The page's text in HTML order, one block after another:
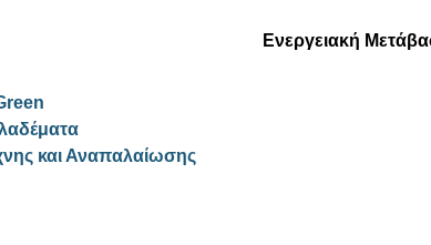
και Αναπαλαίωσης
Ενεργειακή